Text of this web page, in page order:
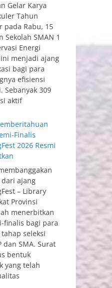
Gelar Karya
Tahun
pada Rabu, 15
SMAN 1
Energi
menjadi ajang
bagi para
efisiensi
309
aktif
Finalis
2026 Resmi
ajang
– Library
Provinsi
menerbitkan
finalis bagi para
seleksi
dan SMA. Surat
bentuk
yang telah